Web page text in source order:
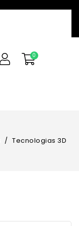
Tecnologias 3D